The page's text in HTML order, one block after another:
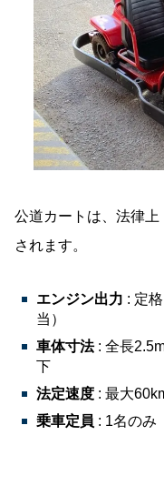
公道カートは、法律
されます。
エンジン出力 : 定
当）
車体寸法: 全長
下
法定速度 : 最大
乗車定員 : 1名のみ